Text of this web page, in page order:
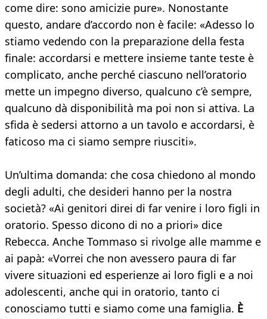
come dire: sono amicizie pure». Nonostante
questo, andare d’accordo non è facile: «Adesso lo
stiamo vedendo con la preparazione della festa
finale: accordarsi e mettere insieme tante teste è
complicato, anche perché ciascuno nell’oratorio
mette un impegno diverso, qualcuno c’è sempre,
qualcuno dà disponibilità ma poi non si attiva. La
sfida è sedersi attorno a un tavolo e accordarsi, è
faticoso ma ci siamo sempre riusciti».
Un’ultima domanda: che cosa chiedono al mondo
degli adulti, che desideri hanno per la nostra
società? «Ai genitori direi di far venire i loro figli in
oratorio. Spesso dicono di no a priori» dice
Rebecca. Anche Tommaso si rivolge alle mamme e
ai papà: «Vorrei che non avessero paura di far
vivere situazioni ed esperienze ai loro figli e a noi
adolescenti, anche qui in oratorio, tanto ci
conosciamo tutti e siamo come una famiglia. È